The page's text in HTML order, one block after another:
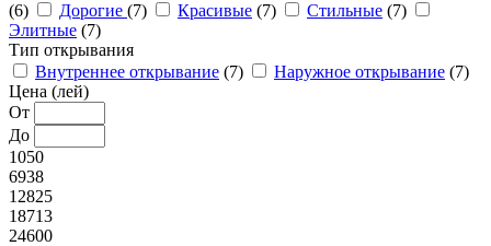
(6)
Дорогие (7) Красивые (7) Стильные (7)
Элитные (7)
Тип открывания
Внутреннее открывание (7) Наружное открывание (7)
Цена (лей)
От
До
1050
6938
12825
18713
24600